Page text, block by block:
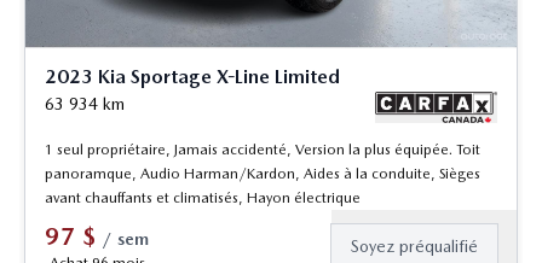
2023 Kia Sportage X-Line Limited
63 934 km
1 seul propriétaire, Jamais accidenté, Version la plus équipée. Toit
panoramque, Audio Harman/Kardon, Aides à la conduite, Sièges
avant chauffants et climatisés, Hayon électrique
97 $ / sem Soyez préqualifié